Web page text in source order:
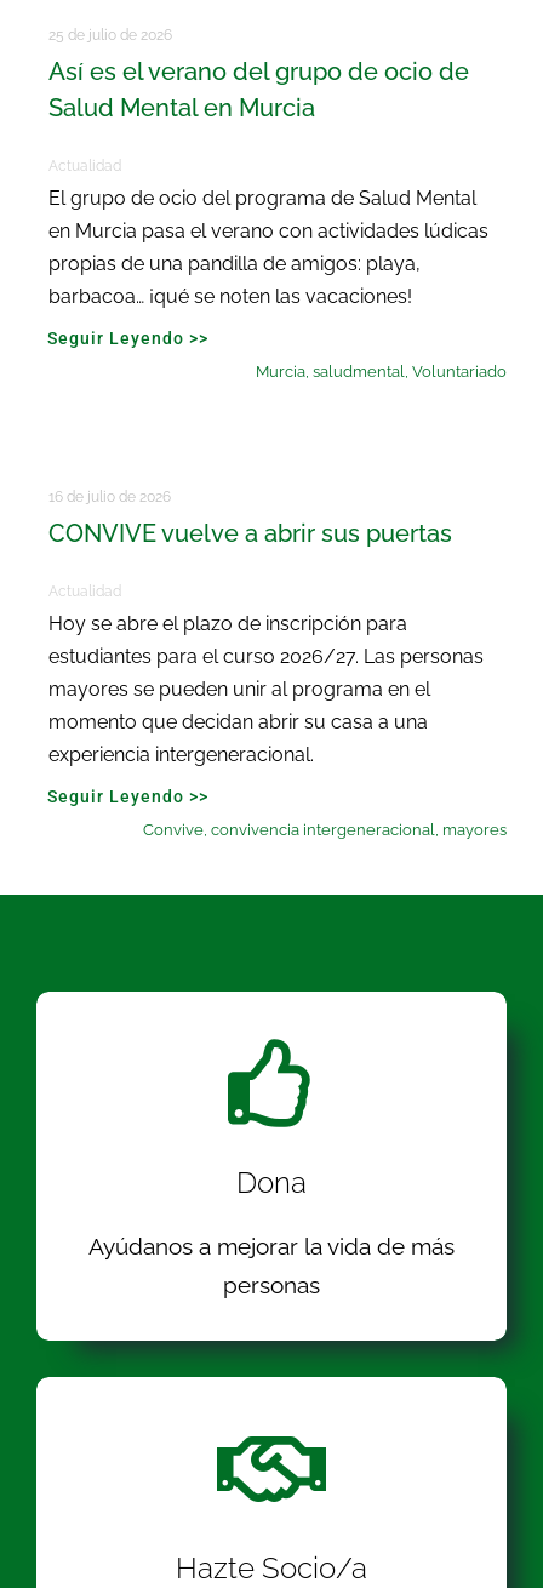
25 de julio de 2026
Así es el verano del grupo de ocio de
Salud Mental en Murcia
Actualidad
El grupo de ocio del programa de Salud Mental
en Murcia pasa el verano con actividades lúdicas
propias de una pandilla de amigos: playa,
barbacoa… ¡qué se noten las vacaciones!
Seguir Leyendo >>
Murcia ,saludmental ,Voluntariado
16 de julio de 2026
CONVIVE vuelve a abrir sus puertas
Actualidad
Hoy se abre el plazo de inscripción para
estudiantes para el curso 2026/27. Las personas
mayores se pueden unir al programa en el
momento que decidan abrir su casa a una
experiencia intergeneracional.
Seguir Leyendo >>
Convive,convivencia intergeneracional, mayores
Dona
Ayúdanos a mejorar la vida de más
personas
Hazte Socio/a